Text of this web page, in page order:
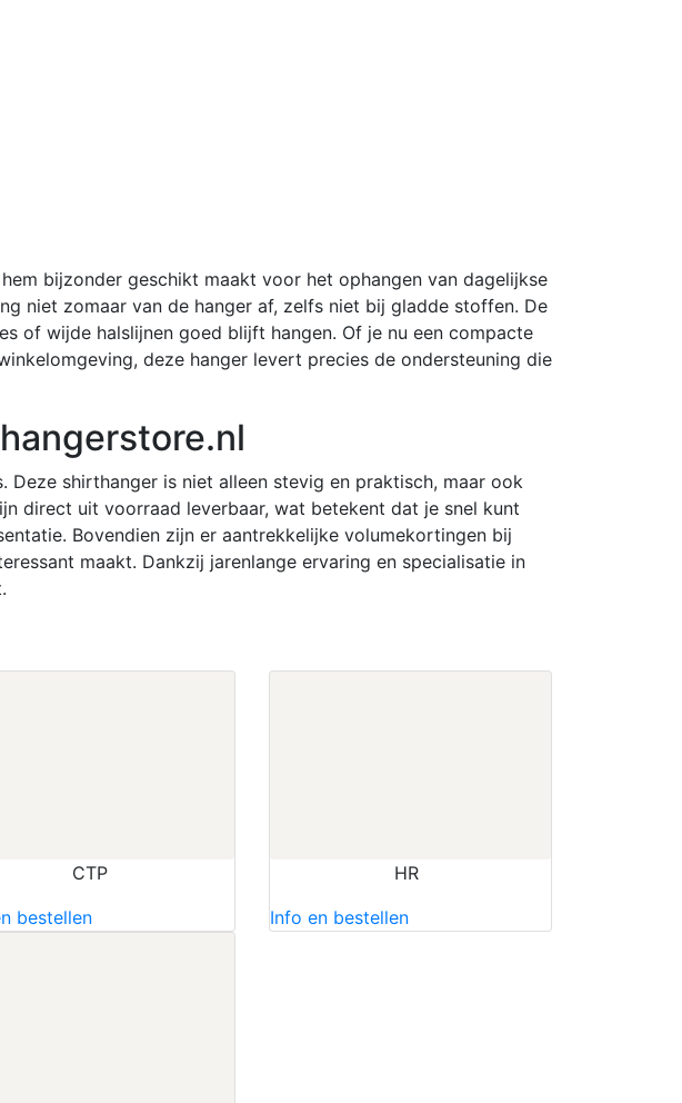
bijzonder geschikt maakt voor het ophangen van dagelijkse
niet zomaar van de hanger af, zelfs niet bij gladde stoffen. De
of wijde halslijnen goed blijft hangen. Of je nu een compacte
deze hanger levert precies de ondersteuning die
shirthanger is niet alleen stevig en praktisch, maar ook
direct uit voorraad leverbaar, wat betekent dat je snel kunt
Bovendien zijn er aantrekkelijke volumekortingen bij
maakt. Dankzij jarenlange ervaring en specialisatie in
CTP
bestellen
HR
Info en bestellen